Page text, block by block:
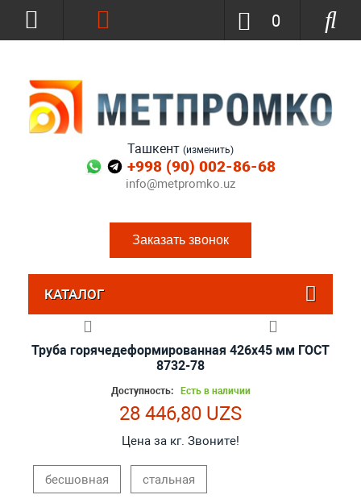
Ташкент (изменить)
+998 (90) 002-86-68
info@metpromko.uz
Заказать звонок
0
КАТАЛОГ
Труба горячедеформированная 426х45 мм ГОСТ
8732-78
Доступность: Есть в наличии
28 446,80 UZS
Цена за кг. Звоните!
бесшовная стальная